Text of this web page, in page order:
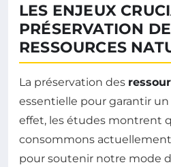
LES ENJEUX
PRÉSERVATION
RESSOURCES
La préservation des
essentielle pour garantir un
effet, les études montrent
consommons actuellement
pour soutenir notre mode